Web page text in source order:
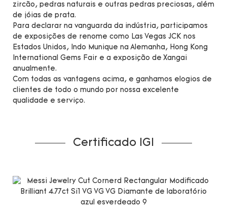
zircão, pedras naturais e outras pedras preciosas, além
de jóias de prata.
Para declarar na vanguarda da indústria, participamos
de exposições de renome como Las Vegas JCK nos
Estados Unidos, Indo Munique na Alemanha, Hong Kong
International Gems Fair e a exposição de Xangai
anualmente.
Com todas as vantagens acima, e ganhamos elogios de
clientes de todo o mundo por nossa excelente
qualidade e serviço.
Certificado IGI